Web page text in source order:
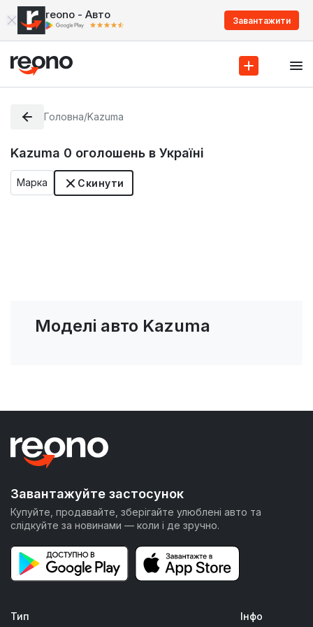
reono - Авто Завантажити
Головна/Kazuma
Kazuma 0 оголошень в Україні
Марка Скинути
Моделі авто Kazuma
Завантажуйте застосунок
Купуйте, продавайте, зберігайте улюблені авто та
слідкуйте за новинами — коли і де зручно.
Тип Інфо